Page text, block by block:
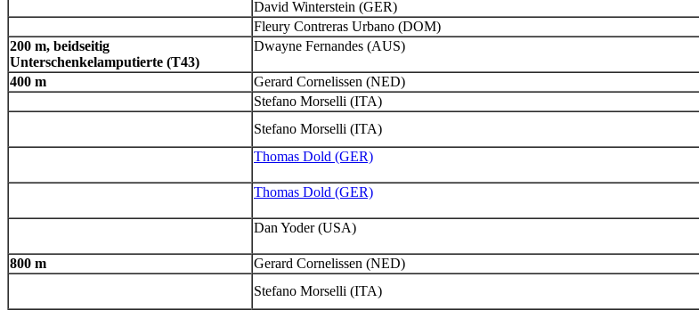
David Winterstein (GER)
Fleury Contreras Urbano (DOM)
200 m, beidseitig
Unterschenkelamputierte (T43)
Dwayne Fernandes (AUS)
400 m Gerard Cornelissen (NED)
Stefano Morselli (ITA)
Stefano Morselli (ITA)
Thomas Dold (GER)
Thomas Dold (GER)
Dan Yoder (USA)
800 m Gerard Cornelissen (NED)
Stefano Morselli (ITA)